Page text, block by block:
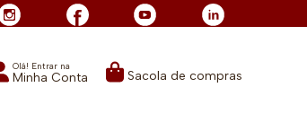
Olá! Entrar na
Minha Conta Sacola de compras